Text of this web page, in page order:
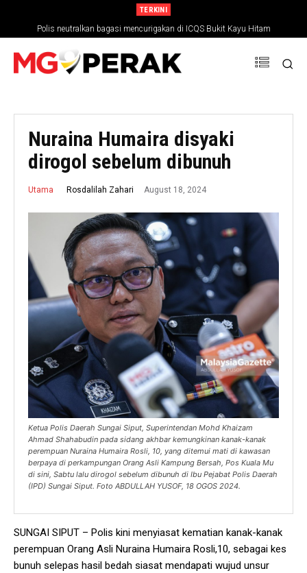
TERKINI
Polis neutralkan bagasi mencurigakan di ICQS Bukit Kayu Hitam
Nuraina Humaira disyaki
dirogol sebelum dibunuh
Utama Rosdalilah Zahari August 18, 2024
Ketua Polis Daerah Sungai Siput, Superintendan Mohd Khaizam
Ahmad Shahabudin pada sidang akhbar kemungkinan kanak-kanak
perempuan Nuraina Humaira Rosli, 10, yang ditemui mati di kawasan
berpaya di perkampungan Orang Asli Kampung Bersah, Pos Kuala Mu
di sini, Sabtu lalu dirogol sebelum dibunuh di Ibu Pejabat Polis Daerah
(IPD) Sungai Siput. Foto ABDULLAH YUSOF, 18 OGOS 2024.
SUNGAI SIPUT – Polis kini menyiasat kematian kanak-kanak
perempuan Orang Asli Nuraina Humaira Rosli,10, sebagai kes
bunuh selepas hasil bedah siasat mendapati wujud unsur